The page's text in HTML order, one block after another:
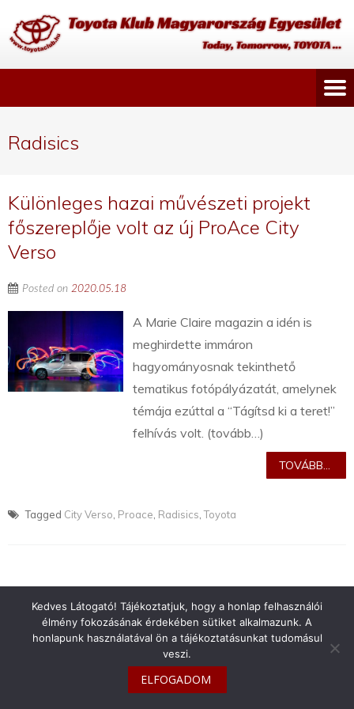
Radisics
Különleges hazai művészeti projekt
főszereplője volt az új ProAce City
Verso
Posted on 2020.05.18
A Marie Claire magazin a idén is
meghirdette immáron
hagyományosnak tekinthető
tematikus fotópályázatát, amelynek
témája ezúttal a “Tágítsd ki a teret!”
felhívás volt. (tovább…)
TOVÁBB...
Tagged City Verso Proace Radisics ,Toyota
info@toyotaclub.hu
Copyright © 2026Toyota Klub Magyarország
Kedves Látogató! Tájékoztatjuk, hogy a honlap felhasználói
élmény fokozásának érdekében sütiket alkalmazunk. A
honlapunk használatával ön a tájékoztatásunkat tudomásul
veszi.
ELFOGADOM